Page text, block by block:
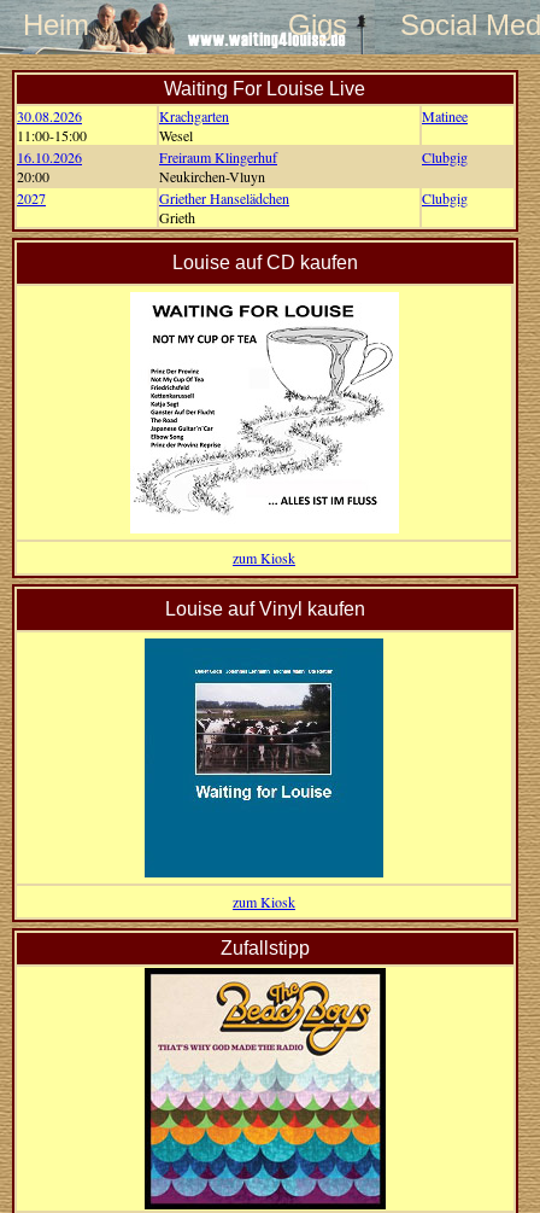
Heim Gigs Social
Waiting For Louise Live
30.08.2026
11:00-15:00
Krachgarten
Wesel
Matinee
16.10.2026
20:00
Freiraum Klingerhuf
Neukirchen-Vluyn
Clubgig
2027
Griether Hanselädchen
Grieth
Clubgig
Louise auf CD kaufen
zum Kiosk
Louise auf Vinyl kaufen
zum Kiosk
Zufallstipp